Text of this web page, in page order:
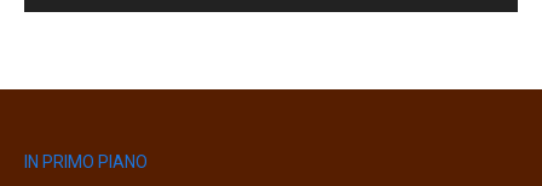
IN PRIMO PIANO